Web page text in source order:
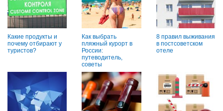
Какие продукты и
почему отбирают у
туристов?
Как выбрать
пляжный курорт в
России:
путеводитель,
советы
8 правил выживания
в постсоветском
отеле